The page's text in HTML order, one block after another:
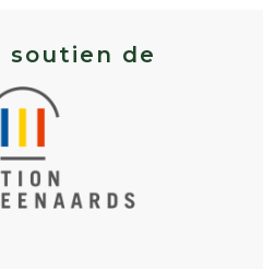
soutien de